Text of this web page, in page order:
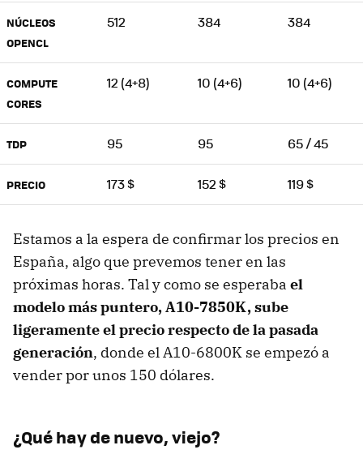
NÚCLEOS
OPENCL
512 384 384
COMPUTE
CORES
12 (4+8) 10 (4+6) 10 (4+6)
TDP 95 95 65 / 45
PRECIO 173 $ 152 $ 119 $
Estamos a la espera de confirmar los precios en
España, algo que prevemos tener en las
próximas horas. Tal y como se esperaba el
modelo más puntero, A10-7850K, sube
ligeramente el precio respecto de la pasada
generación, donde el A10-6800K se empezó a
vender por unos 150 dólares.
¿Qué hay de nuevo, viejo?